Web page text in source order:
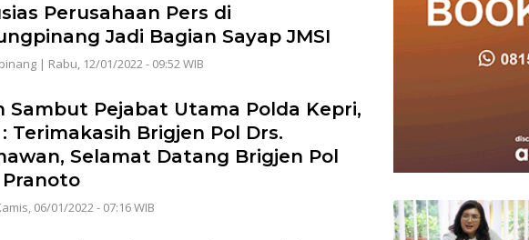
Perusahaan Pers di
Jadi Bagian Sayap JMSI
| Rabu, 12/01/2022 - 09:52 WIB
Sambut Pejabat Utama Polda Kepri,
Terimakasih Brigjen Pol Drs.
Selamat Datang Brigjen Pol
Pranoto
06/01/2022 - 07:16 WIB